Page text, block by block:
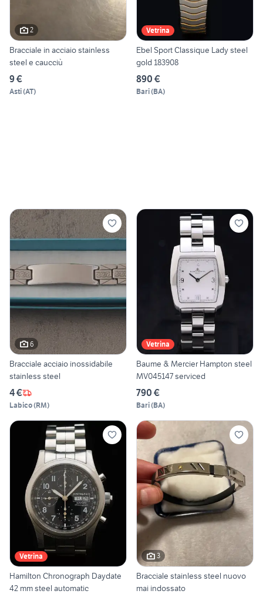
2
Bracciale in acciaio stainless
steel e caucciù
9 €
Asti(AT)
Vetrina
Ebel Sport Classique Lady steel
gold 183908
890 €
Bari(BA)
6
Bracciale acciaio inossidabile
stainless steel
4 €
Labico(RM)
Vetrina
Baume & Mercier Hampton steel
MV045147 serviced
790 €
Bari(BA)
Vetrina
Hamilton Chronograph Daydate
42 mm steel automatic
3
Bracciale stainless steel nuovo
mai indossato